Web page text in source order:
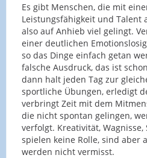
Es gibt Menschen, die mit
Leistungsfähigkeit und Talent
also auf Anhieb viel gelingt.
einer deutlichen
so das Dinge einfach getan
falsche Ausdruck, das ist
dann halt jeden Tag zur
sportliche Übungen, erledigt
verbringt Zeit mit dem
die nicht spontan gelingen,
verfolgt. Kreativität, Wagnisse,
spielen keine Rolle, sind aber
werden nicht vermisst.